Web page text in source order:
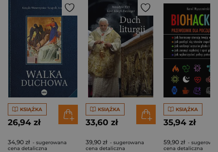
KSIĄŻKA
26,94 zł
34,90 zł - sugerowana
cena detaliczna
KSIĄŻKA
33,60 zł
39,90 zł - sugerowana
cena detaliczna
KSIĄŻKA
35,94 zł
59,90 zł -
cena detaliczna